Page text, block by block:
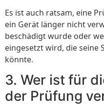
Es ist auch ratsam, eine
ein Gerät länger nicht
beschädigt wurde oder
eingesetzt wird, die seine
könnte.
3. Wer ist für
der Prüfung